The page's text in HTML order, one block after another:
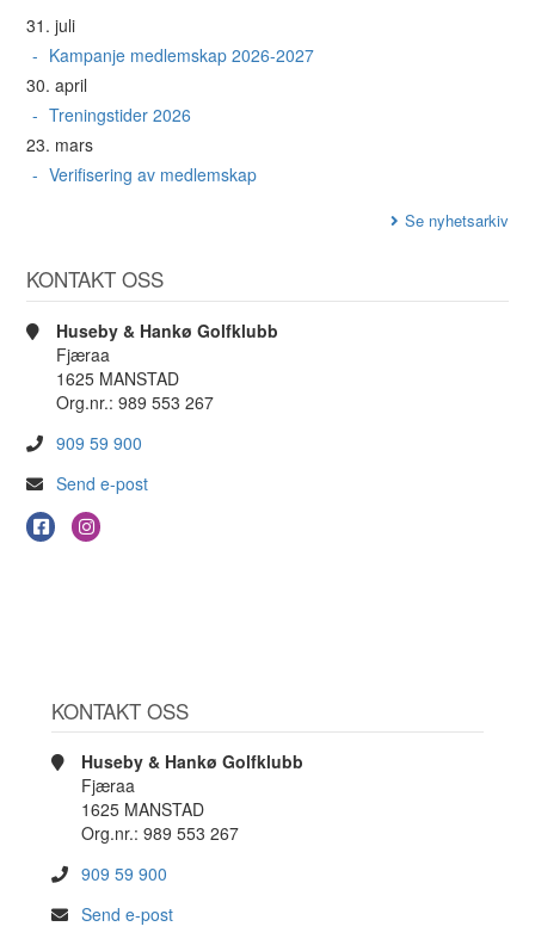
31. juli
Kampanje medlemskap 2026-2027
30. april
Treningstider 2026
23. mars
Verifisering av medlemskap
Se nyhetsarkiv
KONTAKT OSS
Huseby & Hankø Golfklubb
Fjæraa
1625 MANSTAD
Org.nr.: 989 553 267
909 59 900
Send e-post
KONTAKT OSS
Huseby & Hankø Golfklubb
Fjæraa
1625 MANSTAD
Org.nr.: 989 553 267
909 59 900
Send e-post